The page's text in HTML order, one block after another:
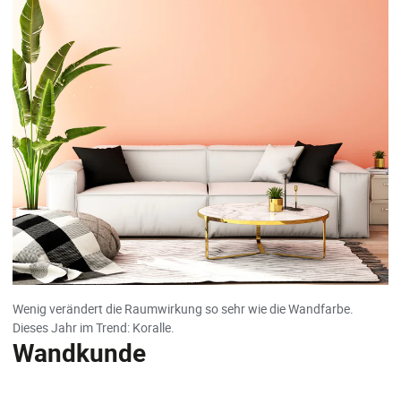
Wenig verändert die Raumwirkung so sehr wie die Wandfarbe.
Dieses Jahr im Trend: Koralle.
Wandkunde